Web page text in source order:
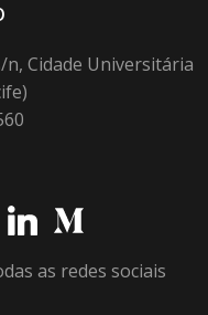
n, Cidade Universitária
as redes sociais